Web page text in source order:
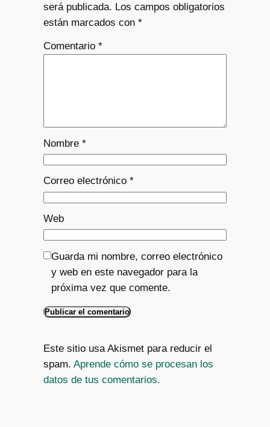
será publicada. Los campos obligatorios
están marcados con *
Comentario *
Nombre *
Correo electrónico *
Web
Guarda mi nombre, correo electrónico
y web en este navegador para la
próxima vez que comente.
Este sitio usa Akismet para reducir el
spam. Aprende cómo se procesan los
datos de tus comentarios.